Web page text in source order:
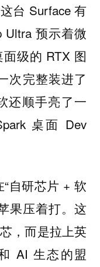
台 Surface 有
Ultra 预示着微
级的 RTX 图
次完整装进了
还顺手亮了一
桌面 Dev
自研芯片 + 软
果压着打。这
，而是拉上英
AI 生态的盟